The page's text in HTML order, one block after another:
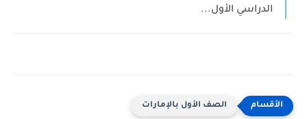
الدراسي الأول...
الصف الأول بالإمارات